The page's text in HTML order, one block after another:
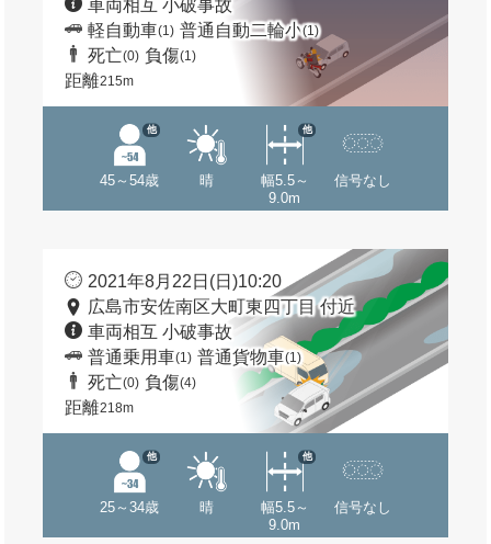
車両相互 小破事故
軽自動車(1) 普通自動二輪小(1)
死亡(0) 負傷(1)
距離215m
45～54歳
他
晴
幅5.5～
9.0m
他
信号なし
2021年8月22日(日)10:20
広島市安佐南区大町東四丁目 付近
車両相互 小破事故
普通乗用車(1) 普通貨物車(1)
死亡(0) 負傷(4)
距離218m
25～34歳
他
晴
幅5.5～
9.0m
他
信号なし